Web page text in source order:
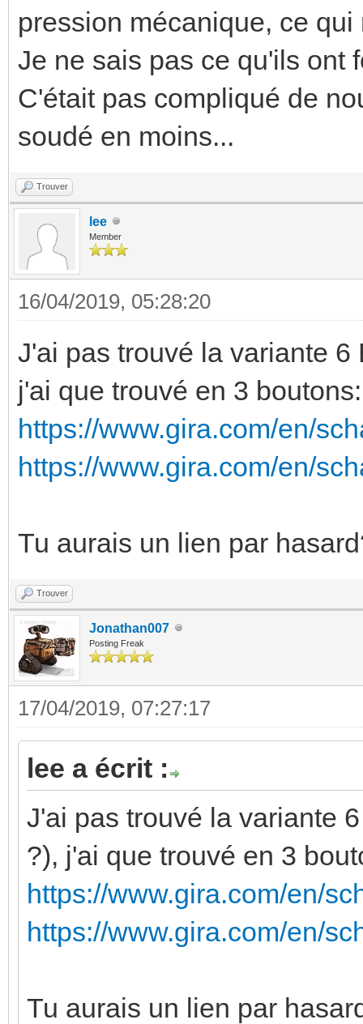
pression mécanique, ce
Je ne sais pas ce qu'ils ont
C'était pas compliqué de
soudé en moins...
Trouver
lee
Member
16/04/2019, 05:28:20
J'ai pas trouvé la variante
j'ai que trouvé en 3 boutons:
https://www.gira.com/en/
https://www.gira.com/en/
Tu aurais un lien par
Trouver
Jonathan007
Posting Freak
17/04/2019, 07:27:17
lee a écrit :
J'ai pas trouvé la variante
?), j'ai que trouvé en 3
https://www.gira.com/en/
https://www.gira.com/en/
Tu aurais un lien par